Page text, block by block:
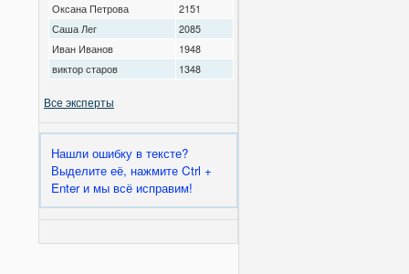
Оксана Петрова
2151
Саша Лег
2085
Иван Иванов
1948
виктор старов
1348
Все эксперты
Нашли ошибку в тексте?
Выделите её, нажмите Ctrl +
Enter и мы всё исправим!